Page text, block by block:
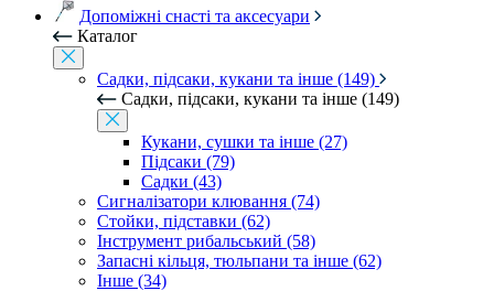
Допоміжні снасті та аксесуари
Каталог
Садки, підсаки, кукани та інше (149)
Садки, підсаки, кукани та інше (149)
Кукани, сушки та інше (27)
Підсаки (79)
Садки (43)
Сигналізатори клювання (74)
Стойки, підставки (62)
Інструмент рибальський (58)
Запасні кільця, тюльпани та інше (62)
Інше (34)